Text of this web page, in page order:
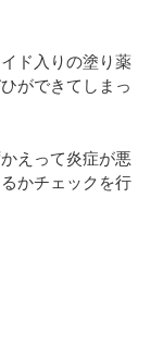
ド入りの塗り薬
ができてしまっ
えって炎症が悪
かチェックを行